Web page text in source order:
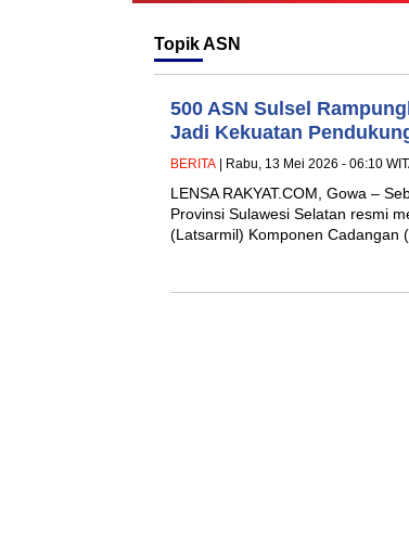
TopikASN
500 ASN Sulsel
Jadi Kekuatan
BERITA | Rabu, 13 Mei 2026 - 06:10
LENSA RAKYAT.COM, Gowa –
Provinsi Sulawesi Selatan resmi
(Latsarmil) Komponen